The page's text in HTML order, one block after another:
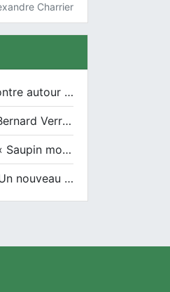
Charrier
Une rencontre autour de Jean-Claude Suaudeau
Bernard Verret en dédicaces le samedi 13 décembre à l’Espace Culturel Atlantis
« Saupin mon amour » au salon du livre de Trentemoult
Un nouveau tirage pour le Docu-BD